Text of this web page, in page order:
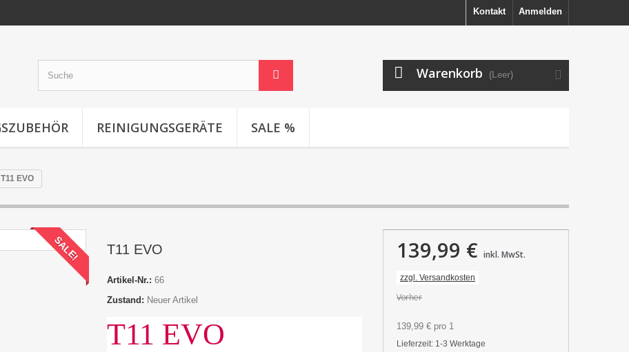
Anmelden
Kontakt
Warenkorb (Leer)
REINIGUNGSGERÄTE SALE %
T11 EVO
SALE! T11 EVO
Artikel-Nr.: 66
Zustand: Neuer Artikel
T11 EVO
139,99 € inkl. MwSt.
zzgl. Versandkosten
Vorher
139,99 €pro 1
Lieferzeit: 1-3 Werktage